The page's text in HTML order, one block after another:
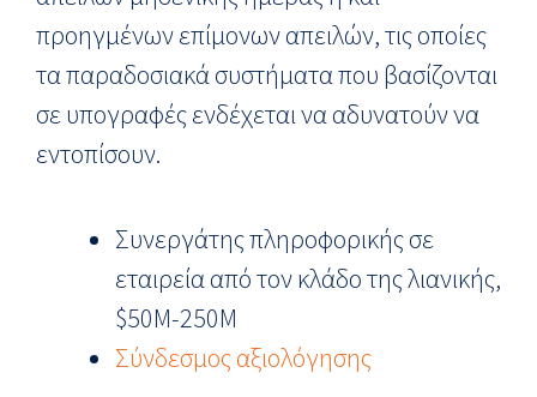
προηγμένων επίμονων απειλών, τις οποίες
τα παραδοσιακά συστήματα που βασίζονται
σε υπογραφές ενδέχεται να αδυνατούν να
εντοπίσουν.
Συνεργάτης πληροφορικής σε
εταιρεία από τον κλάδο της λιανικής,
$50M-250M
Σύνδεσμος αξιολόγησης